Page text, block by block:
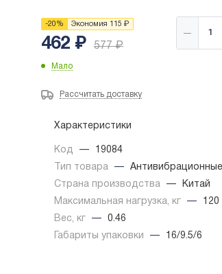
-20 % Экономия 115 ₽
462 ₽ 577₽
Мало
Рассчитать доставку
Характеристики
Код —
19084
Тип товара
—
Страна производства
—
Китай
Максимальная нагрузка, кг
—
120
Вес, кг
—
0.46
Габариты упаковки
— 16/9.5/6